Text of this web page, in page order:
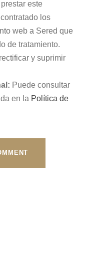
este
los
web a Sered que
de tratamiento.
y suprimir
Puede consultar
en la Política de